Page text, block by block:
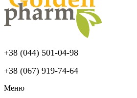
+38 (044) 501-04-98
+38 (067) 919-74-64
Меню